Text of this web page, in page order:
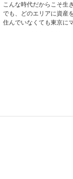
こんな時代だからこそ生
でも、どのエリアに資産
住んでいなくても東京に